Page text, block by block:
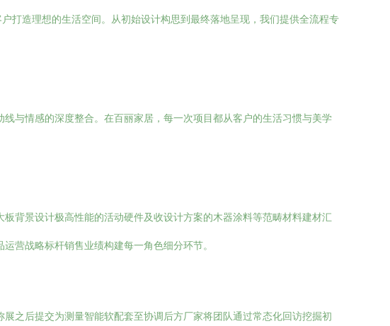
打造理想的生活空间。从初始设计构思到最终落地呈现，我们提供全流程专
与情感的深度整合。在百丽家居，每一次项目都从客户的生活习惯与美学
背景设计极高性能的活动硬件及收设计方案的木器涂料等范畴材料建材汇
营战略标杆销售业绩构建每一角色细分环节。
之后提交为测量智能软配套至协调后方厂家将团队通过常态化回访挖掘初